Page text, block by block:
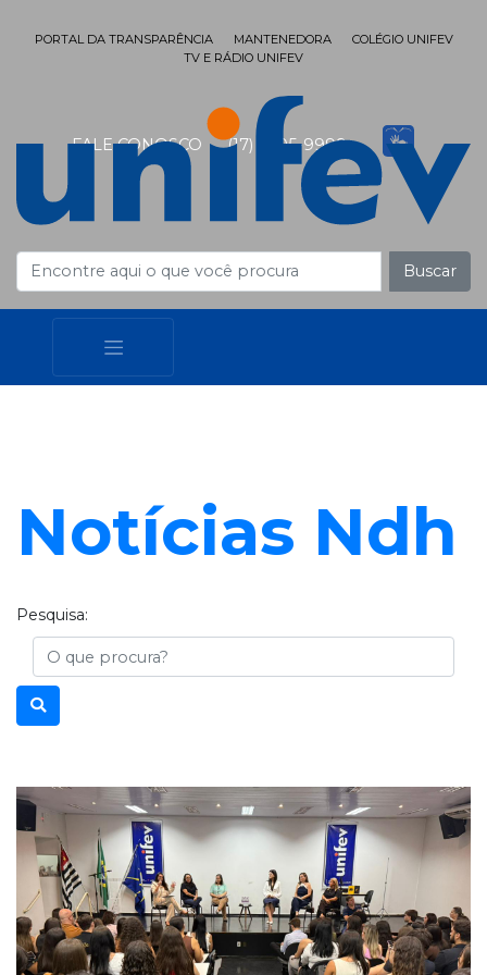
FALE CONOSCO (17) 3405-9999
PORTAL DA TRANSPARÊNCIA MANTENEDORA
COLÉGIO UNIFEV
TV E RÁDIO UNIFEV
Buscar
Notícias Ndh
Pesquisa:
Busca